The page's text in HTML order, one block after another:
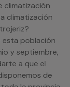
climatización
climatización
esta población
y septiembre,
a que el
de